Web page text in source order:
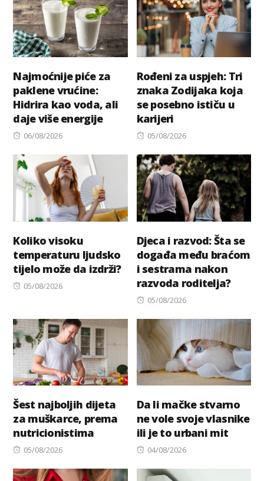
Najmoćnije piće za
paklene vrućine:
Hidrira kao voda, ali
daje više energije
Posted
06/08/2026
Rođeni za uspjeh: Tri
znaka Zodijaka koja
se posebno ističu u
karijeri
Posted
05/08/2026
Koliko visoku
temperaturu ljudsko
tijelo može da izdrži?
Posted
05/08/2026
Djeca i razvod: Šta se
događa među braćom
i sestrama nakon
razvoda roditelja?
Posted
05/08/2026
Šest najboljih dijeta
za muškarce, prema
nutricionistima
Posted
05/08/2026
Da li mačke stvarno
ne vole svoje vlasnike
ili je to urbani mit
Posted
04/08/2026